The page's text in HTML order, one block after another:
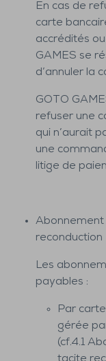
En cas de
carte
accrédités
GAMES se
d’annuler la
GOTO
refuser une
qui n’aurait
une
litige de
Abonnement
reconduction
Les
payables :
Par
gérée
(cf.4.1